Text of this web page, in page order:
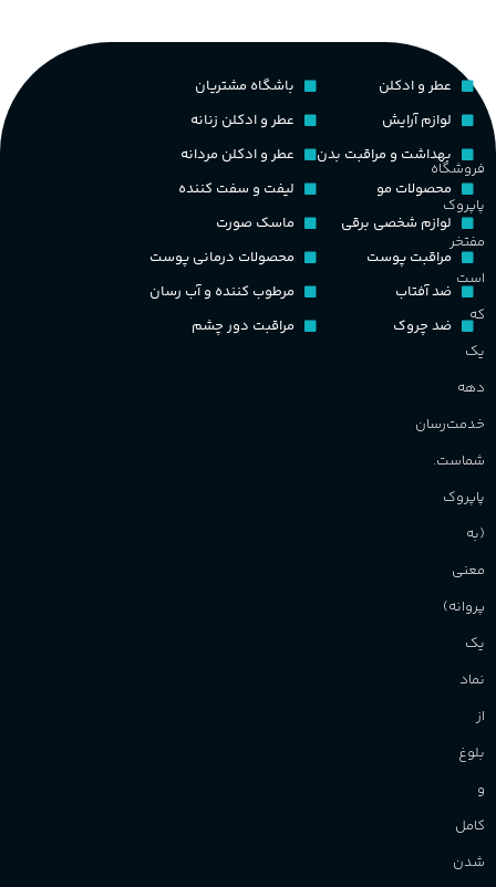
طبع
اکسترکت دو پرفیوم
گروه بویایی میوه ای
ماندگاری
برند
میوه‌ها و مرکبات، وانیل،
فروشگاه
پاپروک
مفتخر
است
که
یک
دهه
خدمت‌رسان
شماست.
پاپروک
(به
معنی
پروانه)
یک
نماد
از
بلوغ
و
کامل
شدن
عطر و ادکلن
لوازم آرایش
بهداشت و مراقبت بدن
محصولات مو
لوازم شخصی برقی
مراقبت پوست
ضد آفتاب
ضد چروک
باشگاه مشتریان
عطر و ادکلن زنانه
عطر و ادکلن مردانه
لیفت و سفت کننده
ماسک صورت
محصولات درمانی پوست
مرطوب کننده و آب رسان
مراقبت دور چشم